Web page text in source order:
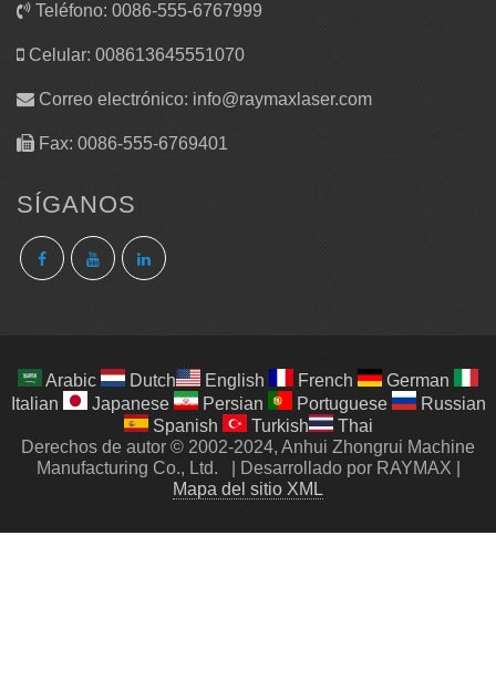
Teléfono: 0086-555-6767999
Celular: 008613645551070
Correo electrónico: info@raymaxlaser.com
Fax: 0086-555-6769401
SÍGANOS
Arabic Dutch English French
German
Italian
Japanese Persian Portuguese
Russian
Spanish
Turkish
Thai
Derechos de autor © 2002-2024, Anhui Zhongrui Machine
Manufacturing Co., Ltd.
Desarrollado por RAYMAX
Mapa del sitio XML